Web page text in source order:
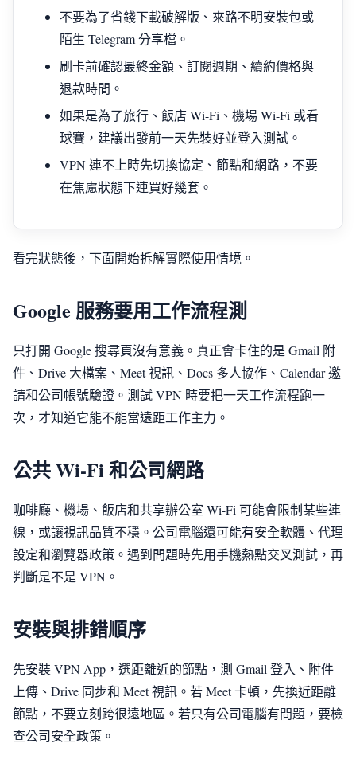
不要為了省錢下載破解版、來路不明安裝包或
陌生 Telegram 分享檔。
刷卡前確認最終金額、訂閱週期、續約價格與
退款時間。
如果是為了旅行、飯店 Wi-Fi、機場 Wi-Fi 或看
球賽，建議出發前一天先裝好並登入測試。
VPN 連不上時先切換協定、節點和網路，不要
在焦慮狀態下連買好幾套。
看完狀態後，下面開始拆解實際使用情境。
Google 服務要用工作流程測
只打開 Google 搜尋頁沒有意義。真正會卡住的是 Gmail 附
件、Drive 大檔案、Meet 視訊、Docs 多人協作、Calendar 邀
請和公司帳號驗證。測試 VPN 時要把一天工作流程跑一
次，才知道它能不能當遠距工作主力。
公共 Wi-Fi 和公司網路
咖啡廳、機場、飯店和共享辦公室 Wi-Fi 可能會限制某些連
線，或讓視訊品質不穩。公司電腦還可能有安全軟體、代理
設定和瀏覽器政策。遇到問題時先用手機熱點交叉測試，再
判斷是不是 VPN。
安裝與排錯順序
先安裝 VPN App，選距離近的節點，測 Gmail 登入、附件
上傳、Drive 同步和 Meet 視訊。若 Meet 卡頓，先換近距離
節點，不要立刻跨很遠地區。若只有公司電腦有問題，要檢
查公司安全政策。